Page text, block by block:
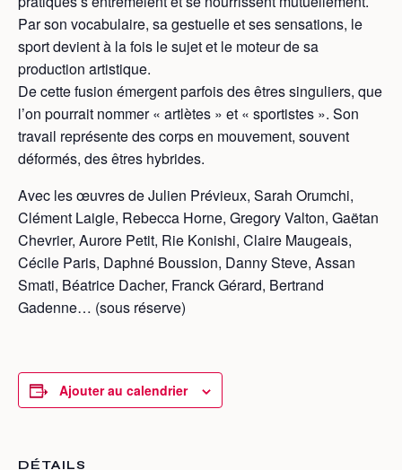
Par son vocabulaire, sa gestuelle et ses sensations, le
sport devient à la fois le sujet et le moteur de sa
production artistique.
De cette fusion émergent parfois des êtres singuliers, que
l’on pourrait nommer « artlètes » et « sportistes ». Son
travail représente des corps en mouvement, souvent
déformés, des êtres hybrides.
Avec les œuvres de Julien Prévieux, Sarah Orumchi,
Clément Laigle, Rebecca Horne, Gregory Valton, Gaëtan
Chevrier, Aurore Petit, Rie Konishi, Claire Maugeais,
Cécile Paris, Daphné Boussion, Danny Steve, Assan
Smati, Béatrice Dacher, Franck Gérard, Bertrand
Gadenne… (sous réserve)
Ajouter au calendrier
DÉTAILS